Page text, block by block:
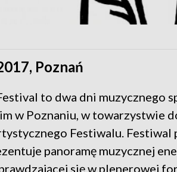
Poznań
to dwa dni muzycznego
w Poznaniu, w towarzystwie
Festiwalu.
panoramę muzycznej
się w plenerowej